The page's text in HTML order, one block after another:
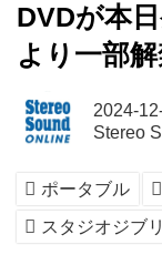
DVDが本
より一部解
2024-
Stereo
ポータブル
スタジオジブリ